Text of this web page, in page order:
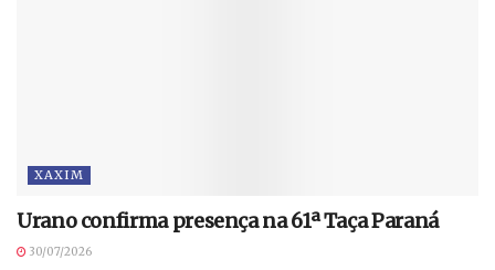
XAXIM
Urano confirma presença na 61ª Taça Paraná
30/07/2026